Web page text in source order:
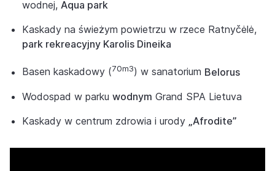
wodnej, Aqua park
Kaskady na świeżym powietrzu w rzece Ratnyčėlė,
park rekreacyjny Karolis Dineika
Basen kaskadowy (70m3) w sanatorium Belorus
Wodospad w parku wodnym Grand SPA Lietuva
Kaskady w centrum zdrowia i urody
„Afrodite”